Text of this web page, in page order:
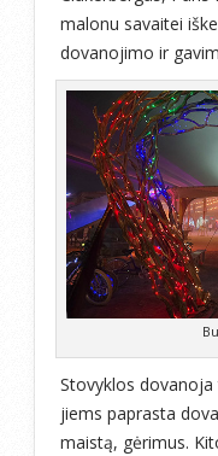
malonu savaitei
dovanojimo ir
Stovyklos dovanoja
jiems paprasta
maistą, gėrimus.